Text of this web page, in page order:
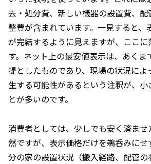
去・処分費、新しい機器の設置費、
整費が含まれています。一見すると、
が完結するように見えますが、ここに
す。ネット上の最安値表示は、あく
提としたものであり、現場の状況によ
生する可能性があるという注釈が、
とが多いのです。
消費者としては、少しでも安く済ま
然ですが、表示価格だけを鵜呑みにせ
分の家の設置状況（搬入経路、配管